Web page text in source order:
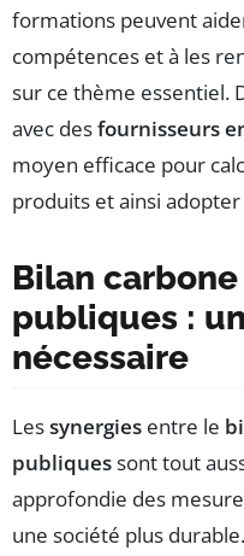
formations peuvent
compétences et à les
sur ce thème essentiel.
avec desfournisseurs
moyen efficace pour
produits et ainsi
Bilan
publiques :
nécessaire
Lessynergies entre le
publiquessont tout
approfondie des
une société plus